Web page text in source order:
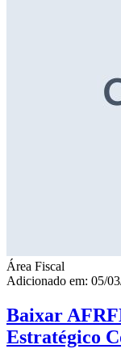
Área Fiscal
Adicionado em: 05/
Baixar
Estratégico